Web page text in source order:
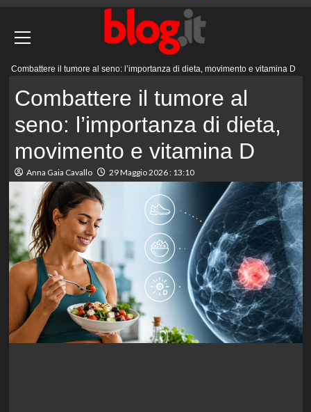
Combattere il tumore al seno: l’importanza di dieta, movimento e vitamina D
Combattere il tumore al
seno: l’importanza di dieta,
movimento e vitamina D
Anna Gaia Cavallo 29 Maggio 2026 : 13:10